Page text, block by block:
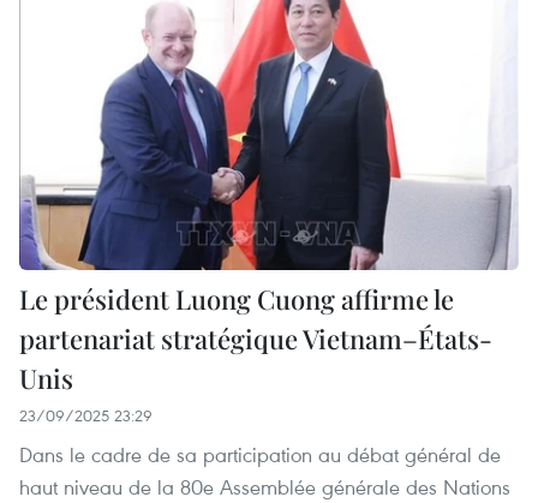
Le président Luong Cuong affirme le
partenariat stratégique Vietnam–États-
Unis
23/09/2025 23:29
Dans le cadre de sa participation au débat général de
haut niveau de la 80e Assemblée générale des Nations